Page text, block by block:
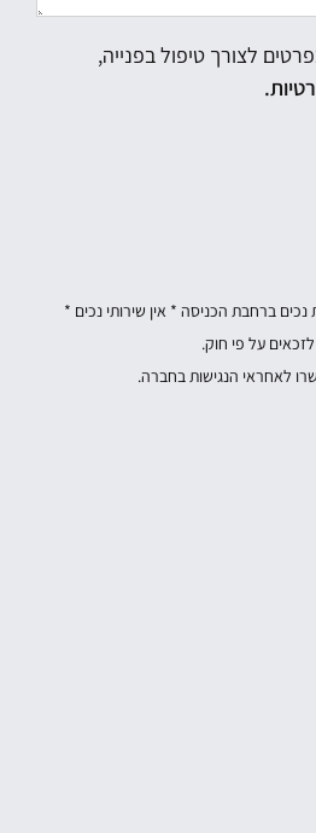
לצורך טיפול בפנייה,
נכים ברחבת הכניסה * אין שירותי נכים *
על פי חוק.
לאחראי הנגישות בחברה.